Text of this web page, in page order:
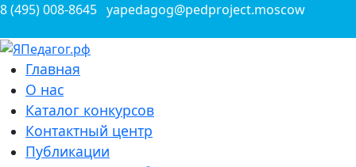
Перейти
содержимому
8 (495) 008-8645 yapedagog@pedproject.moscow
ЯПедагог.рф
Всероссийские конкурсы для педагогов
Главная
О нас
Каталог конкурсов
Контактный центр
Публикации